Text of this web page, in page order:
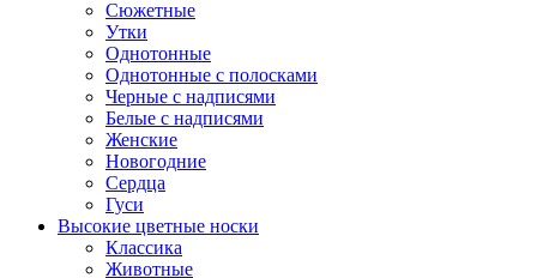
Сюжетные
Утки
Однотонные
Однотонные с полосками
Черные с надписями
Белые с надписями
Женские
Новогодние
Сердца
Гуси
Высокие цветные носки
Классика
Животные